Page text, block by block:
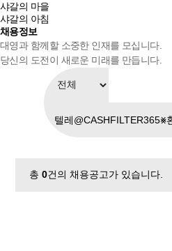
샤갈의 마을
샤갈의 아침
채용정보
대영과 함께할 소중한 인재를 모십니다.
당신의 도전이 새로운 미래를 만듭니다.
총0건의 채용공고가 있습니다.